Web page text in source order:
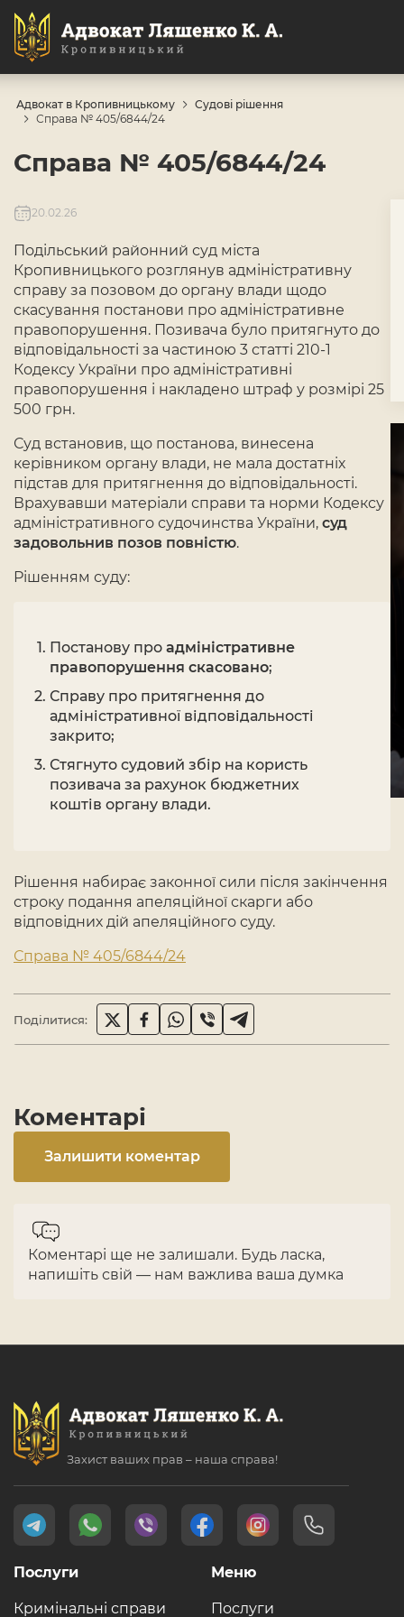
Адвокат в Кропивницькому
Судові рішення
Справа № 405/6844/24
Справа № 405/6844/24
20.02.26
Подільський районний суд міста
Кропивницького розглянув адміністративну
справу за позовом до органу влади щодо
скасування постанови про адміністративне
правопорушення. Позивача було притягнуто до
відповідальності за частиною 3 статті 210-1
Кодексу України про адміністративні
правопорушення і накладено штраф у розмірі 25
500 грн.
Суд встановив, що постанова, винесена
керівником органу влади, не мала достатніх
підстав для притягнення до відповідальності.
Врахувавши матеріали справи та норми Кодексу
адміністративного судочинства України, суд
задовольнив позов повністю.
Рішенням суду:
Постанову про адміністративне
правопорушення скасовано;
Справу про притягнення до
адміністративної відповідальності
закрито;
Стягнуто судовий збір на користь
позивача за рахунок бюджетних
коштів органу влади.
Рішення набирає законної сили після закінчення
строку подання апеляційної скарги або
відповідних дій апеляційного суду.
Справа № 405/6844/24
Поділитися:
Коментарі
Залишити коментар
Коментарі ще не залишали. Будь ласка,
напишіть свій — нам важлива ваша думка
Захист ваших прав – наша справа!
Меню
Послуги
Послуги
Кримінальні справи